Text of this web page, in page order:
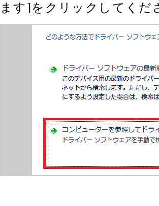
ます]をクリックしてくだ